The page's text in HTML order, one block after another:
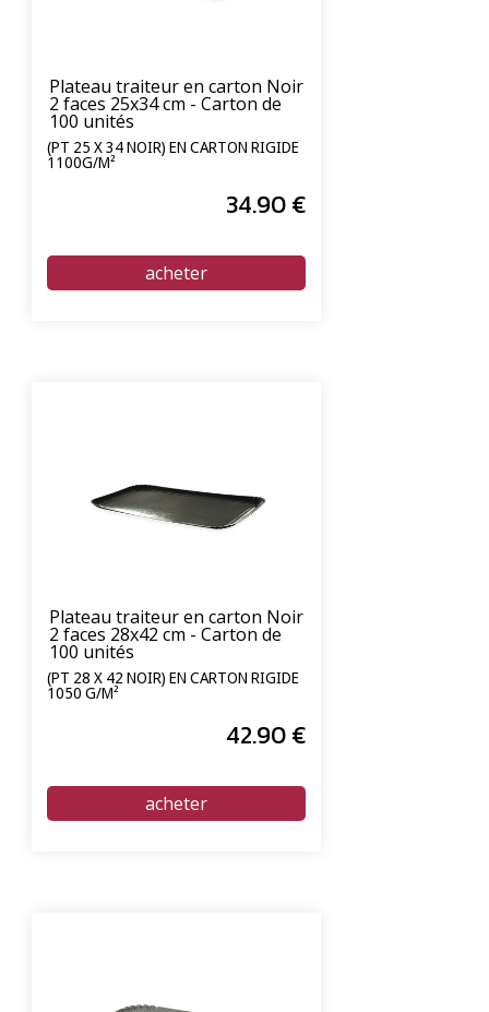
Plateau traiteur en carton Noir
2 faces 25x34 cm - Carton de
100 unités
(PT 25 X 34 NOIR) EN CARTON RIGIDE
1100G/M²
34.90€
Plateau traiteur en carton Noir
2 faces 28x42 cm - Carton de
100 unités
(PT 28 X 42 NOIR) EN CARTON RIGIDE
1050 G/M²
42.90€